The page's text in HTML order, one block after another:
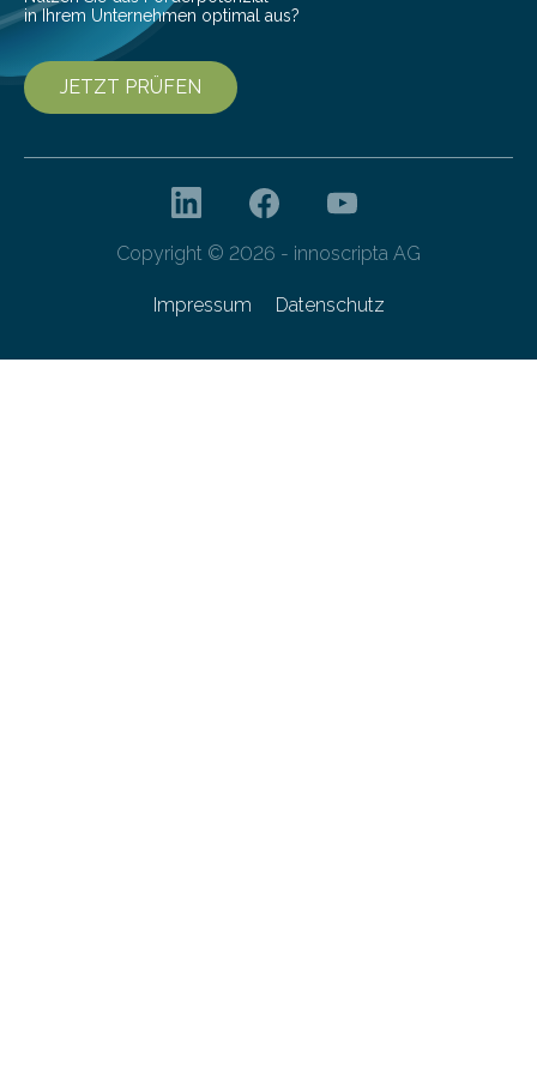
in Ihrem Unternehmen optimal aus?
JETZT PRÜFEN
Copyright © 2026 - innoscripta AG
Impressum Datenschutz